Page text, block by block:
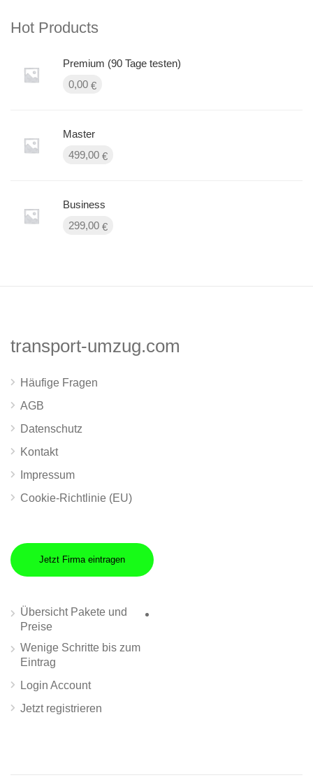
Hot Products
Premium (90 Tage testen)
0,00 €
Master
499,00 €
Business
299,00 €
transport-umzug.com
Häufige Fragen
AGB
Datenschutz
Kontakt
Impressum
Cookie-Richtlinie (EU)
Jetzt Firma eintragen
Übersicht Pakete und
Preise
Wenige Schritte bis zum
Eintrag
Login Account
Jetzt registrieren